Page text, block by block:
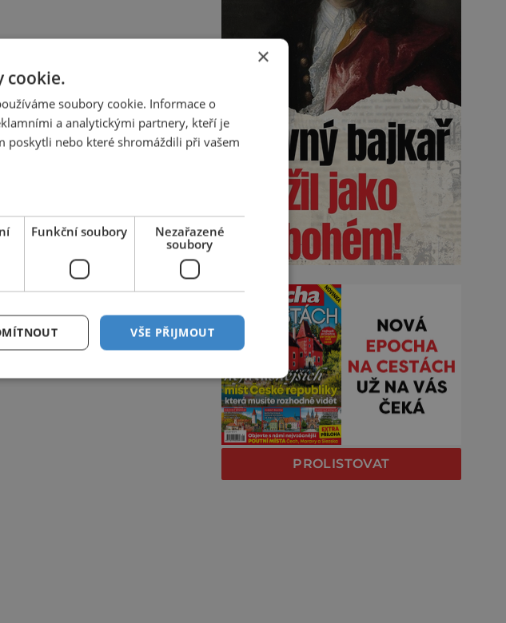
PROLISTOVAT
×
cookie.
soubory cookie. Informace o
a analytickými partnery, kteří je
nebo které shromáždili při vašem
Funkční soubory
Nezařazené
soubory
VŠE PŘIJMOUT